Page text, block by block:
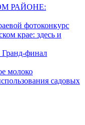
РАЙОНЕ:
фотоконкурс
крае: здесь и
Гранд-финал
молоко
садовых